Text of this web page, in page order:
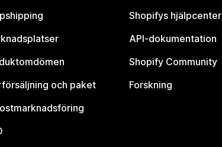
och paket
Shopifys hjälpcenter
API-dokumentation
Shopify Community
Forskning